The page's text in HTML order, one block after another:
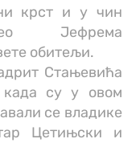
крст и у чин
Јефрема
обитељи.
Стањевића
када су у овом
се владике
Цетињски и